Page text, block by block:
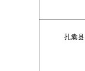
扎囊县